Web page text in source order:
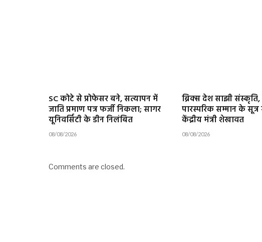
SC कोटे से प्रोफेसर बने, सत्यापन में
जाति प्रमाण पत्र फर्जी निकला; सागर
यूनिवर्सिटी के डीन निलंबित
08/08/2026
ब्रिक्स देश साझी
पारस्परिक सम्मान के
केंद्रीय मंत्री शेखावत
08/08/2026
Comments are closed.